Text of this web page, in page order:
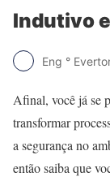
Indutivo
Eng °
Afinal, você já se
transformar
a segurança no
então saiba que